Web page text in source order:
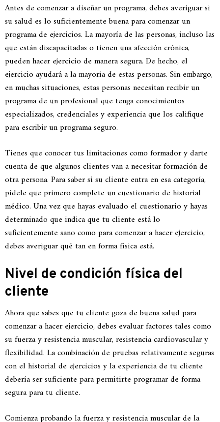
Antes de comenzar a diseñar un programa, debes averiguar si
su salud es lo suficientemente buena para comenzar un
programa de ejercicios. La mayoría de las personas, incluso las
que están discapacitadas o tienen una afección crónica,
pueden hacer ejercicio de manera segura. De hecho, el
ejercicio ayudará a la mayoría de estas personas. Sin embargo,
en muchas situaciones, estas personas necesitan recibir un
programa de un profesional que tenga conocimientos
especializados, credenciales y experiencia que los califique
para escribir un programa seguro.
Tienes que conocer tus limitaciones como formador y darte
cuenta de que algunos clientes van a necesitar formación de
otra persona. Para saber si su cliente entra en esa categoría,
pídele que primero complete un cuestionario de historial
médico. Una vez que hayas evaluado el cuestionario y hayas
determinado que indica que tu cliente está lo
suficientemente sano como para comenzar a hacer ejercicio,
debes averiguar qué tan en forma física está.
Nivel de condición física del
cliente
Ahora que sabes que tu cliente goza de buena salud para
comenzar a hacer ejercicio, debes evaluar factores tales como
su fuerza y ​​resistencia muscular, resistencia cardiovascular y
flexibilidad. La combinación de pruebas relativamente seguras
con el historial de ejercicios y la experiencia de tu cliente
debería ser suficiente para permitirte programar de forma
segura para tu cliente.
Comienza probando la fuerza y ​​resistencia muscular de la